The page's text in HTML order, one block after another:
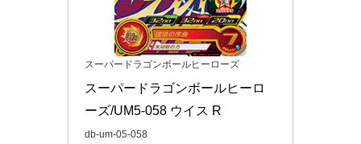
スーパードラゴンボールヒーローズ
スーパードラゴンボールヒーロ
ーズ/UM5-058 ウイス R
db-um-05-058